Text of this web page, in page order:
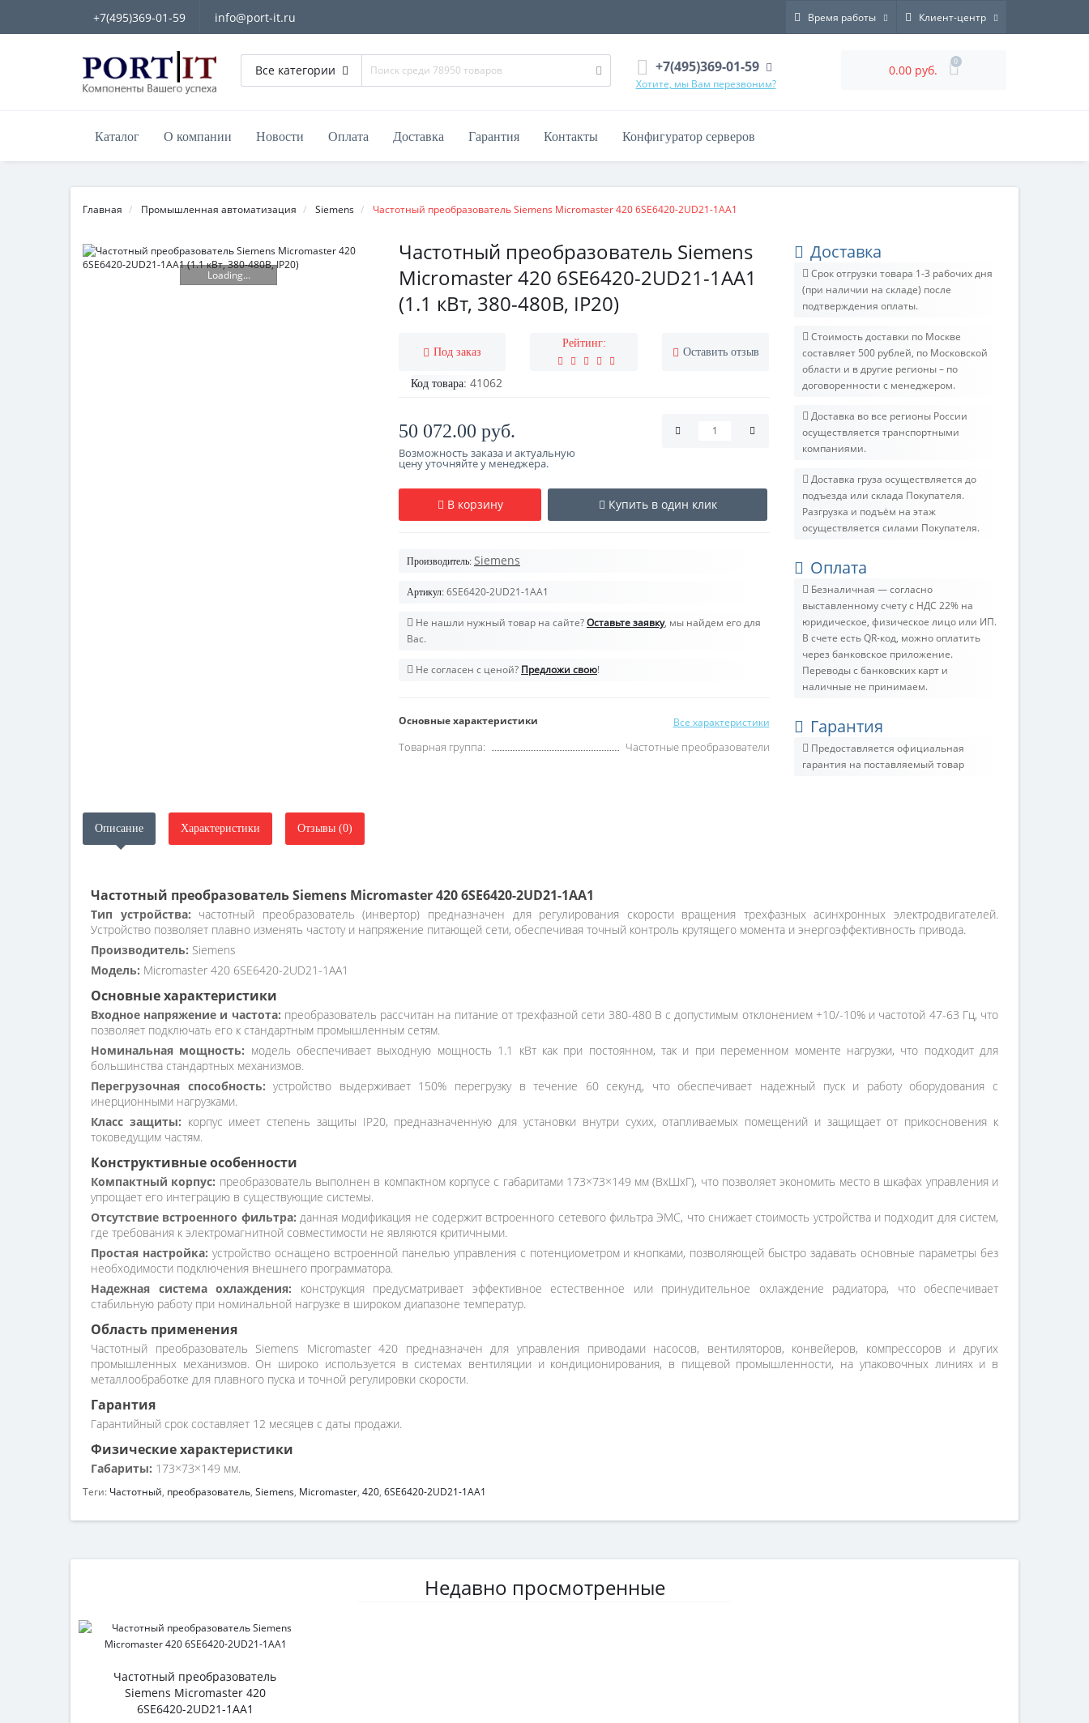
+7(495)369-01-59 info@port-it.ru Время работы Клиент-центр
Все категории +7(495)369-01-59
Хотите, мы Вам перезвоним?
0.00 руб.
0
Каталог О компании Новости Оплата Доставка Гарантия Контакты Конфигуратор серверов
Главная Промышленная автоматизация Siemens Частотный преобразователь Siemens Micromaster 420 6SE6420-2UD21-1AA1
Loading...
Частотный преобразователь Siemens
Micromaster 420 6SE6420-2UD21-1AA1
(1.1 кВт, 380-480В, IP20)
Под заказ
Рейтинг:
Оставить отзыв
Код товара: 41062
50 072.00 руб.
Возможность заказа и актуальную
цену уточняйте у менеджера.
В корзину Купить в один клик
Производитель: Siemens
Артикул: 6SE6420-2UD21-1AA1
Не нашли нужный товар на сайте?Оставьте заявку, мы найдем его для
Вас.
Не согласен с ценой? Предложи свою!
Основные характеристики Все характеристики
Товарная группа: Частотные преобразователи
Доставка
Срок отгрузки товара 1-3 рабочих дня
(при наличии на складе) после
подтверждения оплаты.
Стоимость доставки по Москве
составляет 500 рублей, по Московской
области и в другие регионы – по
договоренности с менеджером.
Доставка во все регионы России
осуществляется транспортными
компаниями.
Доставка груза осуществляется до
подъезда или склада Покупателя.
Разгрузка и подъём на этаж
осуществляется силами Покупателя.
Оплата
Безналичная — согласно
выставленному счету c НДС 22% на
юридическое, физическое лицо или ИП.
В счете есть QR-код, можно оплатить
через банковское приложение.
Переводы с банковских карт и
наличные не принимаем.
Гарантия
Предоставляется официальная
гарантия на поставляемый товар
Описание Характеристики Отзывы (0)
Частотный преобразователь Siemens Micromaster 420 6SE6420-2UD21-1AA1
Тип устройства: частотный преобразователь (инвертор) предназначен для регулирования скорости вращения трехфазных асинхронных электродвигателей.
Устройство позволяет плавно изменять частоту и напряжение питающей сети, обеспечивая точный контроль крутящего момента и энергоэффективность привода.
Производитель: Siemens
Модель: Micromaster 420 6SE6420-2UD21-1AA1
Основные характеристики
Входное напряжение и частота: преобразователь рассчитан на питание от трехфазной сети 380-480 В с допустимым отклонением +10/-10% и частотой 47-63 Гц, что
позволяет подключать его к стандартным промышленным сетям.
Номинальная мощность: модель обеспечивает выходную мощность 1.1 кВт как при постоянном, так и при переменном моменте нагрузки, что подходит для
большинства стандартных механизмов.
Перегрузочная способность: устройство выдерживает 150% перегрузку в течение 60 секунд, что обеспечивает надежный пуск и работу оборудования с
инерционными нагрузками.
Класс защиты: корпус имеет степень защиты IP20, предназначенную для установки внутри сухих, отапливаемых помещений и защищает от прикосновения к
токоведущим частям.
Конструктивные особенности
Компактный корпус: преобразователь выполнен в компактном корпусе с габаритами 173×73×149 мм (ВхШхГ), что позволяет экономить место в шкафах управления и
упрощает его интеграцию в существующие системы.
Отсутствие встроенного фильтра: данная модификация не содержит встроенного сетевого фильтра ЭМС, что снижает стоимость устройства и подходит для систем,
где требования к электромагнитной совместимости не являются критичными.
Простая настройка: устройство оснащено встроенной панелью управления с потенциометром и кнопками, позволяющей быстро задавать основные параметры без
необходимости подключения внешнего программатора.
Надежная система охлаждения: конструкция предусматривает эффективное естественное или принудительное охлаждение радиатора, что обеспечивает
стабильную работу при номинальной нагрузке в широком диапазоне температур.
Область применения
Частотный преобразователь Siemens Micromaster 420 предназначен для управления приводами насосов, вентиляторов, конвейеров, компрессоров и других
промышленных механизмов. Он широко используется в системах вентиляции и кондиционирования, в пищевой промышленности, на упаковочных линиях и в
металлообработке для плавного пуска и точной регулировки скорости.
Гарантия
Гарантийный срок составляет 12 месяцев с даты продажи.
Физические характеристики
Габариты: 173×73×149 мм.
Теги: Частотный, преобразователь, Siemens, Micromaster, 420, 6SE6420-2UD21-1AA1
Недавно просмотренные
Частотный преобразователь
Siemens Micromaster 420
6SE6420-2UD21-1AA1